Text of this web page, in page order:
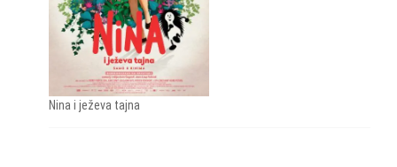
Nina i ježeva tajna